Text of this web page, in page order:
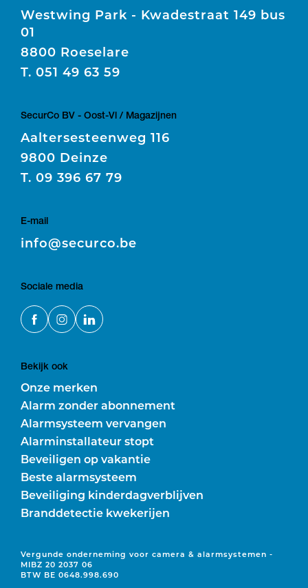
Westwing Park - Kwadestraat 149 bus
01
8800 Roeselare
T. 051 49 63 59
SecurCo BV - Oost-Vl / Magazijnen
Aaltersesteenweg 116
9800 Deinze
T. 09 396 67 79
E-mail
E
info@securco.be
Sociale media
Bekijk ook
Onze merken
Alarm zonder abonnement
Alarmsysteem vervangen
Alarminstallateur stopt
Beveiligen op vakantie
Beste alarmsysteem
Beveiliging kinderdagverblijven
Branddetectie kwekerijen
Vergunde onderneming voor camera & alarmsystemen -
MIBZ 20 2037 06
BTW BE 0648.998.690